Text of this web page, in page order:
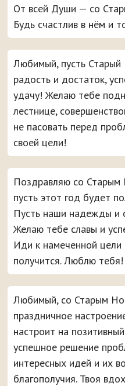
От всей Души — со
Будь счастлив в нём и
Любимый, пусть Старый
радость и достаток,
удачу! Желаю тебе
лестнице,
не пасовать перед
своей цели!
Поздравляю со
пусть этот год будет
Пусть наши надежды и
Желаю тебе славы и
Иди к намеченной цели
получится. Люблю тебя!
Любимый, со Старым
праздничное
настроит на
успешное решение
интересных идей и их
благополучия. Твоя